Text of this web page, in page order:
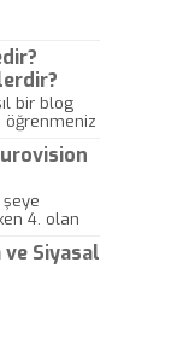
bir blog
öğrenmeniz
şeye
4. olan
Siyasal